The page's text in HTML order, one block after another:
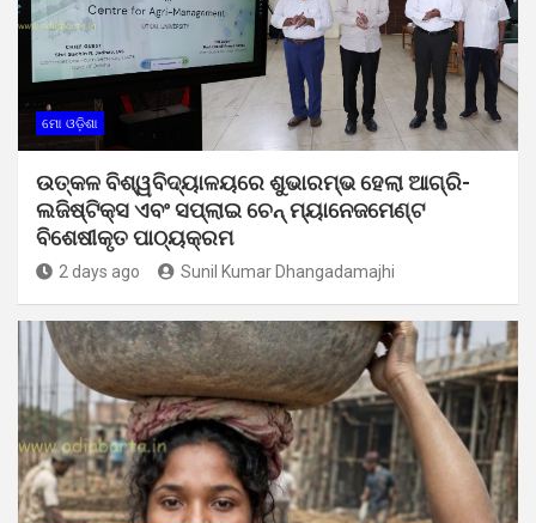
ମୋ ଓଡ଼ିଶା
ଉତ୍କଳ ବିଶ୍ୱବିଦ୍ୟାଳୟରେ ଶୁଭାରମ୍ଭ ହେଲା ଆଗ୍ରି-
ଲଜିଷ୍ଟିକ୍ସ ଏବଂ ସପ୍ଲାଇ ଚେନ୍ ମ୍ୟାନେଜମେଣ୍ଟ
ବିଶେଷୀକୃତ ପାଠ୍ୟକ୍ରମ
2 days ago Sunil Kumar Dhangadamajhi